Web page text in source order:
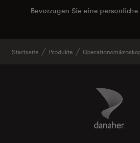
Bevorzugen Sie eine persönliche
Startseite Produkte
Danaher